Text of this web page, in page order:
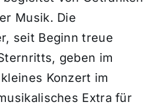
Musik. Die
seit Beginn treue
geben im
Konzert im
Extra für